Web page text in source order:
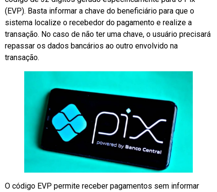
(EVP). Basta informar a chave do beneficiário para que o
sistema localize o recebedor do pagamento e realize a
transação. No caso de não ter uma chave, o usuário precisará
repassar os dados bancários ao outro envolvido na
transação.
O código EVP permite receber pagamentos sem informar